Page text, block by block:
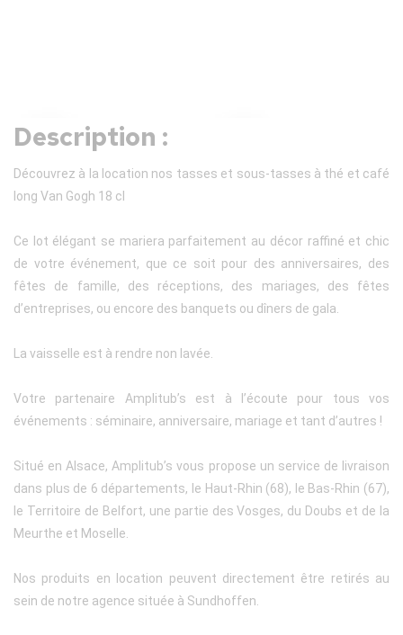
Description :
Découvrez à la location nos tasses et sous-tasses à thé et café
long Van Gogh 18 cl
Ce lot élégant se mariera parfaitement au décor raffiné et chic
de votre événement, que ce soit pour des anniversaires, des
fêtes de famille, des réceptions, des mariages, des fêtes
d’entreprises, ou encore des banquets ou dîners de gala.
La vaisselle est à rendre non lavée.
Votre partenaire Amplitub’s est à l’écoute pour tous vos
événements : séminaire, anniversaire, mariage et tant d’autres !
Situé en Alsace, Amplitub’s vous propose un service de livraison
dans plus de 6 départements, le Haut-Rhin (68), le Bas-Rhin (67),
le Territoire de Belfort, une partie des Vosges, du Doubs et de la
Meurthe et Moselle.
Nos produits en location peuvent directement être retirés au
sein de notre agence située à Sundhoffen.